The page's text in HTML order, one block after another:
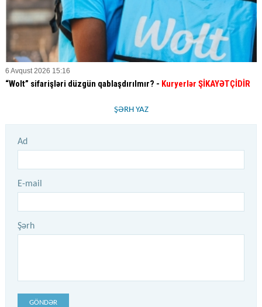
6 Avqust 2026 15:16
“Wolt” sifarişləri düzgün qablaşdırılmır? - Kuryerlər ŞİKAYƏTÇİDİR
ŞƏRH YAZ
Ad
E-mail
Şərh
GÖNDƏR